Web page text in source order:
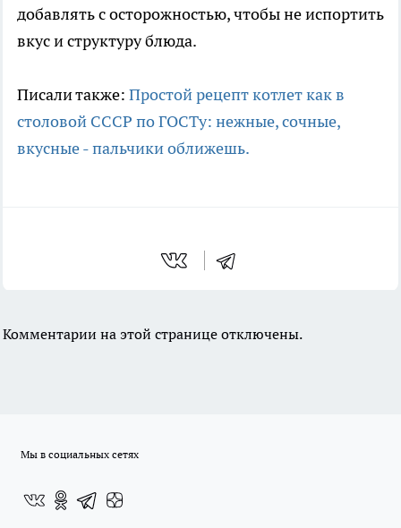
добавлять с осторожностью, чтобы не испортить
вкус и структуру блюда.
Писали также: Простой рецепт котлет как в
столовой СССР по ГОСТу: нежные, сочные,
вкусные - пальчики оближешь.
Комментарии на этой странице отключены.
Мы в социальных сетях